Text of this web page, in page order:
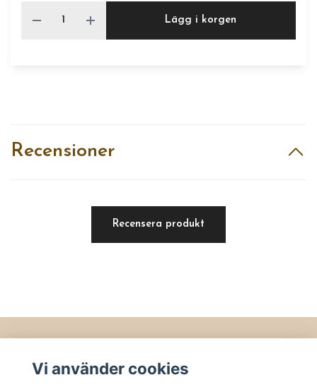
Lägg i korgen
Recensioner
Recensera produkt
Köpvillkor
Vi använder cookies